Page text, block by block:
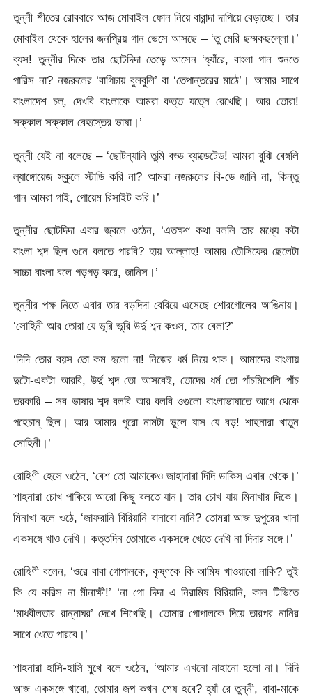
তুন্নী শীতের রোববারে আজ মোবাইল ফোন নিয়ে বারান্দা দাপিয়ে বেড়াচ্ছে। তার
মোবাইল থেকে হালের জনপ্রিয় গান ভেসে আসছে – ‘তু মেরি ছম্মকছল্লো।’
ব্যস! তুন্নীর দিকে তার ছোটদিদা তেড়ে আসেন ‘হ্যাঁরে, বাংলা গান শুনতে
পারিস না? নজরুলের ‘বাগিচায় বুলবুলি’ বা ‘তেপান্তরের মাঠে’। আমার সাথে
বাংলাদেশ চল্, দেখবি বাংলাকে আমরা কত্ত যত্নে রেখেছি। আর তোরা!
সক্কাল সক্কাল বেহস্তের ভাষা।’
তুন্নী যেই না বলেছে – ‘ছোটন্যানি তুমি বড্ড ব্যাক্ডেটেড! আমরা বুঝি বেঙ্গলি
ল্যাঙ্গোয়েজ স্কুলে স্টাডি করি না? আমরা নজরুলের বি-ডে জানি না, কিন্তু
গান আমরা গাই, পোয়েম রিসাইট করি।’
তুন্নীর ছোটদিদা এবার জ্বলে ওঠেন, ‘এতক্ষণ কথা বললি তার মধ্যে কটা
বাংলা শব্দ ছিল গুনে বলতে পারবি? হায় আল্লাহ! আমার তৌসিফের ছেলেটা
সাচ্চা বাংলা বলে গড়গড় করে, জানিস।’
তুন্নীর পক্ষ নিতে এবার তার বড়দিদা বেরিয়ে এসেছে শোরগোলের আঙিনায়।
‘সোহিনী আর তোরা যে ভূরি ভূরি উর্দু শব্দ কওস, তার বেলা?’
‘দিদি তোর বয়স তো কম হলো না! নিজের ধর্ম নিয়ে থাক। আমাদের বাংলায়
দুটো-একটা আরবি, উর্দু শব্দ তো আসবেই, তোদের ধর্ম তো পাঁচমিশেলি পাঁচ
তরকারি – সব ভাষার শব্দ বলবি আর বলবি ওগুলো বাংলাভাষাতে আগে থেকে
পহেচান্ ছিল। আর আমার পুরো নামটা ভুলে যাস যে বড়! শাহনারা খাতুন
সোহিনী।’
রোহিণী হেসে ওঠেন, ‘বেশ তো আমাকেও জাহানারা দিদি ডাকিস এবার থেকে।’
শাহনারা চোখ পাকিয়ে আরো কিছু বলতে যান। তার চোখ যায় মিনাখার দিকে।
মিনাখা বলে ওঠে, ‘জাফরানি বিরিয়ানি বানাবো নানি? তোমরা আজ দুপুরের খানা
একসঙ্গে খাও দেখি। কত্তদিন তোমাকে একসঙ্গে খেতে দেখি না দিদার সঙ্গে।’
রোহিণী বলেন, ‘ওরে বাবা গোপালকে, কৃষ্ণকে কি আমিষ খাওয়াবো নাকি? তুই
কি যে করিস না মীনাক্ষী!’ ‘না গো দিদা এ নিরামিষ বিরিয়ানি, কাল টিভিতে
‘মাধবীলতার রান্নাঘর’ দেখে শিখেছি। তোমার গোপালকে দিয়ে তারপর নানির
সাথে খেতে পারবে।’
শাহনারা হাসি-হাসি মুখে বলে ওঠেন, ‘আমার এখনো নাহানো হলো না। দিদি
আজ একসঙ্গে খাবো, তোমার জপ কখন শেষ হবে? হ্যাঁ রে তুন্নী, বাবা-মাকে